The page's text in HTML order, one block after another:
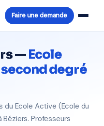
Faire une demande
—Ecole
degré
du Ecole Active (Ecole du
Professeurs